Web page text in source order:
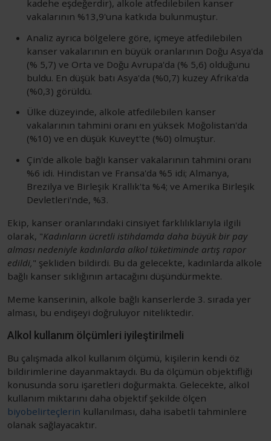
kadehe eşdeğerdir), alkole atfedilebilen kanser
vakalarının %13,9'una katkıda bulunmuştur.
Analiz ayrıca bölgelere göre, içmeye atfedilebilen
kanser vakalarının en büyük oranlarının Doğu Asya'da
(% 5,7) ve Orta ve Doğu Avrupa'da (% 5,6) olduğunu
buldu. En düşük batı Asya'da (%0,7) kuzey Afrika'da
(%0,3) görüldü.
Ülke düzeyinde, alkole atfedilebilen kanser
vakalarının tahmini oranı en yüksek Moğolistan'da
(%10) ve en düşük Kuveyt'te (%0) olmuştur.
Çin'de alkole bağlı kanser vakalarının tahmini oranı
%6 idi. Hindistan ve Fransa'da %5 idi; Almanya,
Brezilya ve Birleşik Krallık'ta %4; ve Amerika Birleşik
Devletleri'nde, %3.
Ekip, kanser oranlarındaki cinsiyet farklılıklarıyla ilgili
olarak, "Kadınların ücretli istihdamda daha büyük bir pay
alması nedeniyle kadınlarda alkol tüketiminde artış rapor
edildi," şekliden bildirdi. Bu da gelecekte, kadınlarda alkole
bağlı kanser sıklığının artacağını düşündürmekte.
Meme kanserinin, alkole bağlı kanserlerde 3. sırada yer
alması, bu endişeyi doğruluyor niteliktedir.
Alkol kullanım ölçümleri iyileştirilmeli
Bu çalışmada alkol kullanım ölçümü, kişilerin kendi öz
bildirimlerine dayanmaktaydı. Bu da ölçümün objektifliği
konusunda soru işaretleri doğurmakta. Gelecekte, alkol
kullanım miktarını daha objektif şekilde ölçen
biyobelirteçlerin kullanılması, daha isabetli tahminlere
olanak sağlayacaktır.